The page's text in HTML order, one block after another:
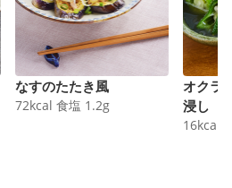
なすのたたき風
72kcal 食塩 1.2g
オクラ
浸し
16kcal